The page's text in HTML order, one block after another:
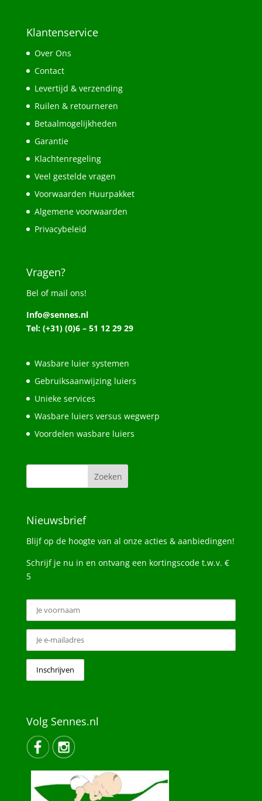
Klantenservice
Over Ons
Contact
Levertijd & verzending
Ruilen & retourneren
Betaalmogelijkheden
Garantie
Klachtenregeling
Veel gestelde vragen
Voorwaarden Huurpakket
Algemene voorwaarden
Privacybeleid
Vragen?
Bel of mail ons!
Info@sennes.nl
Tel: (+31) (0)6 – 51 12 29 29
Wasbare luier systemen
Gebruiksaanwijzing luiers
Unieke services
Wasbare luiers versus wegwerp
Voordelen wasbare luiers
Nieuwsbrief
Blijf op de hoogte van al onze acties & aanbiedingen!
Schrijf je nu in en ontvang een kortingscode t.w.v. €
5
Volg Sennes.nl